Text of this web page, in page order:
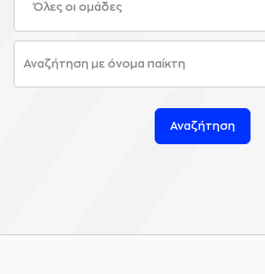
Όλες οι ομάδες
Αναζήτηση